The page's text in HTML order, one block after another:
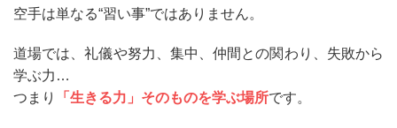
空手は単なる“習い事”ではありません。
道場では、礼儀や努力、集中、仲間との関わり、失敗から
学ぶ力…
つまり
「生きる力」そのものを学ぶ場所です。